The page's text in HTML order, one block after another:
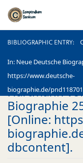
BIBLIOGRAPHIC ENTRY
In: Neue Deutsche
https://www.deutsche-
biographie.de/
BIBLIOGRAPHIC
Ott, Norbert
Hartmann
Biographie
[Online:
dbcontent].